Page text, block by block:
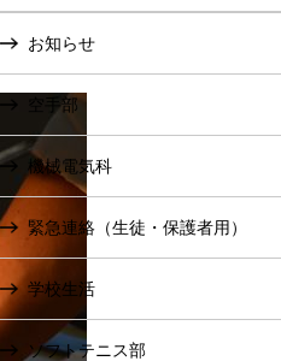
お知らせ
空手部
機械電気科
緊急連絡（生徒・保護者用）
学校生活
ソフトテニス部